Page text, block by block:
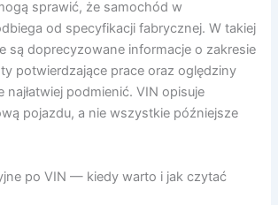
sprawić, że samochód w
od specyfikacji fabrycznej. W takiej
są doprecyzowane informacje o zakresie
potwierdzające prace oraz oględziny
najłatwiej podmienić. VIN opisuje
pojazdu, a nie wszystkie późniejsze
po VIN — kiedy warto i jak czytać